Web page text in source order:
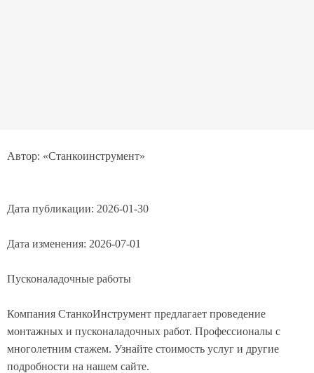
Автор: «Станкоинструмент»
Дата публикации: 2026-01-30
Дата изменения: 2026-07-01
Пусконаладочные работы
Компания СтанкоИнструмент предлагает проведение
монтажных и пусконаладочных работ. Профессионалы с
многолетним стажем. Узнайте стоимость услуг и другие
подробности на нашем сайте.